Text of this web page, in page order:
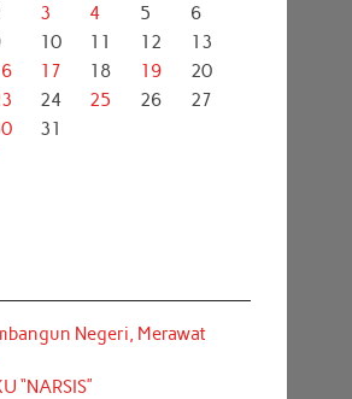
3 4 5
6
10 11 12
13
17 18 19
20
24 25 26
27
31
Negeri, Merawat
“NARSIS”